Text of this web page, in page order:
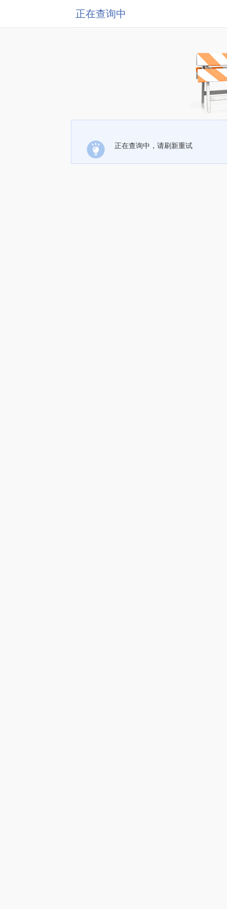
正在查询中
正在查询中，请刷新重试